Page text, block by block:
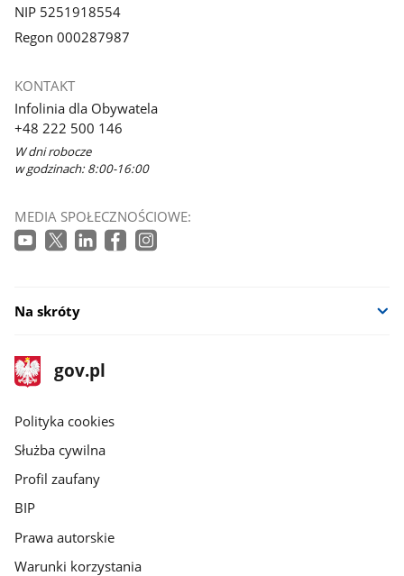
NIP 5251918554
Regon 000287987
KONTAKT
Infolinia dla Obywatela
+48 222 500 146
W dni robocze
w godzinach: 8:00-16:00
MEDIA SPOŁECZNOŚCIOWE:
Na skróty
stopka
gov.pl
Strona
gov.pl
gov.pl
Polityka cookies
Służba cywilna
Profil zaufany
BIP
Prawa autorskie
Warunki korzystania